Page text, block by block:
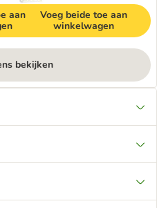
aan
Voeg beide toe aan
winkelwagen
bekijken